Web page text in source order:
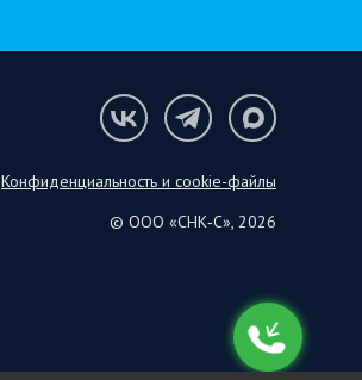
Конфиденциальность и cookie-файлы
© ООО «СНК‑С», 2026